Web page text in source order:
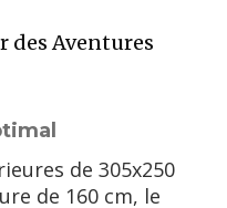
des Aventures
de 305x250
de 160 cm, le